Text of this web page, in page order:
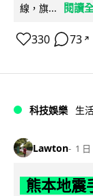
線，旗...
閱讀
330 73 ↗
科技娛樂 生
Lawton 1 日
熊本地震